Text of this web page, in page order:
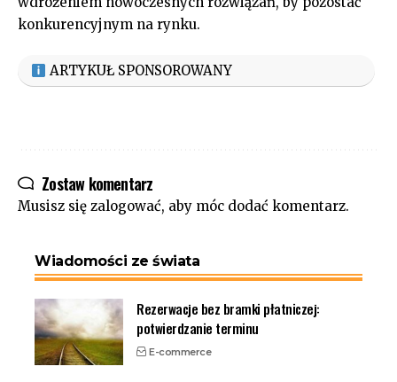
konkurencyjnym na rynku.
ARTYKUŁ SPONSOROWANY
Zostaw komentarz
Musisz się zalogować, aby móc dodać komentarz.
Wiadomości ze świata
Rezerwacje bez bramki płatniczej:
potwierdzanie terminu
E-commerce